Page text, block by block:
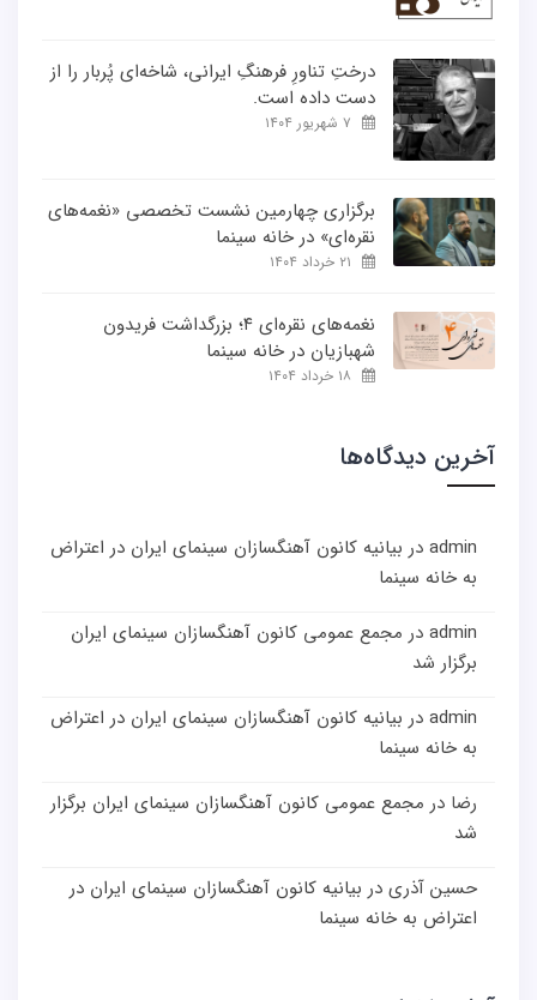
درختِ تناورِ فرهنگِ ایرانی، شاخه‌ای پُربار را از
دست داده است.
برگزاری چهارمین نشست تخصصی «نغمه‌های
نقره‌ای» در خانه سینما
نغمه‌های نقره‌ای ۴؛ بزرگداشت فریدون
شهبازیان در خانه سینما
آخرین دیدگاه‌ها
admin در بیانیه کانون آهنگسازان سینمای ایران در اعتراض
به خانه سینما
admin در مجمع عمومی کانون آهنگسازان سینمای ایران
برگزار شد
admin در بیانیه کانون آهنگسازان سینمای ایران در اعتراض
به خانه سینما
رضا در مجمع عمومی کانون آهنگسازان سینمای ایران برگزار
شد
حسین آذری در بیانیه کانون آهنگسازان سینمای ایران در
اعتراض به خانه سینما